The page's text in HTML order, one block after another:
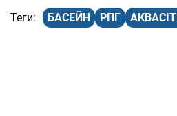
БАСЕЙН РПГ АКВАСІТІ